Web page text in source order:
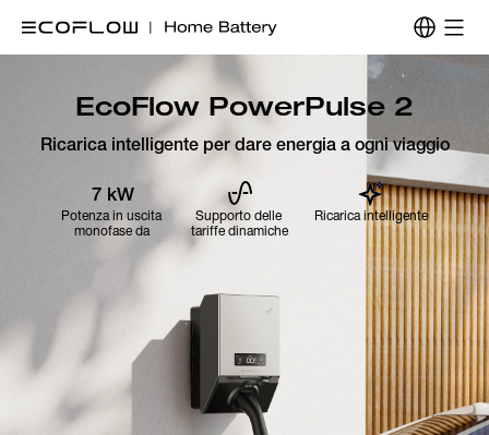
EcoFlow PowerPulse 2
Ricarica intelligente per dare energia a ogni viaggio
7 kW
Potenza in uscita
monofase da
Supporto delle
tariffe dinamiche
Ricarica intelligente